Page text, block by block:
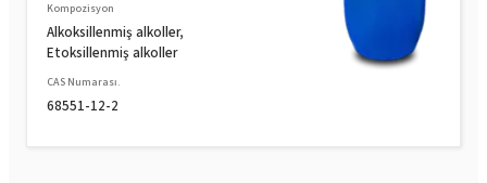
Kompozisyon
Alkoksillenmiş alkoller,
Etoksillenmiş alkoller
CAS Numarası.
68551-12-2